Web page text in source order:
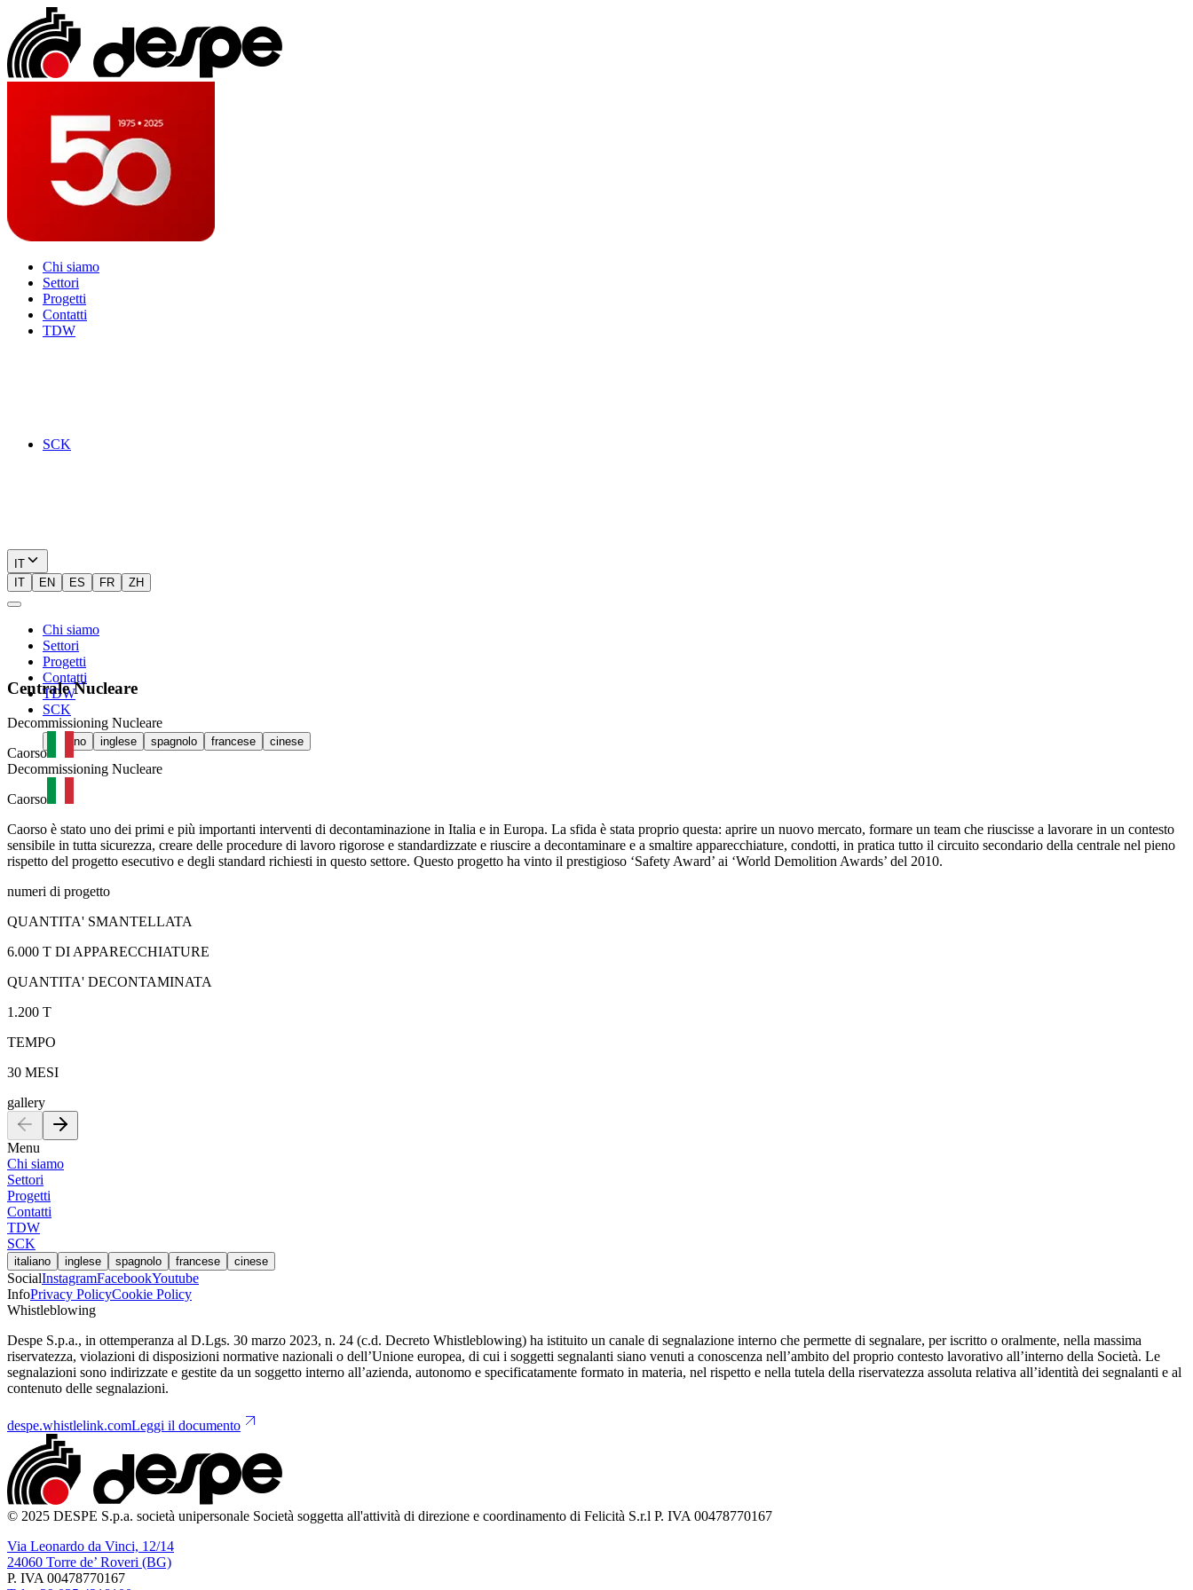
Chi siamo
Settori
Progetti
Contatti
TDW
SCK
IT
IT
EN ES FR ZH
Chi siamo
Settori
Progetti
Contatti
TDW
SCK
italiano inglese spagnolo francese cinese
Centrale Nucleare
Decommissioning Nucleare
Caorso
Decommissioning Nucleare
Caorso
Caorso è stato uno dei primi e più importanti interventi di decontaminazione in Italia e in Europa. La sfida è stata proprio questa: aprire un nuovo mercato, formare un team che riuscisse a lavorare in un contesto
sensibile in tutta sicurezza, creare delle procedure di lavoro rigorose e standardizzate e riuscire a decontaminare e a smaltire apparecchiature, condotti, in pratica tutto il circuito secondario della centrale nel pieno
rispetto del progetto esecutivo e degli standard richiesti in questo settore. Questo progetto ha vinto il prestigioso ‘Safety Award’ ai ‘World Demolition Awards’ del 2010.
numeri di progetto
QUANTITA' SMANTELLATA
6.000 T DI APPARECCHIATURE
QUANTITA' DECONTAMINATA
1.200 T
TEMPO
30 MESI
gallery
Menu
Chi siamo
Settori
Progetti
Contatti
TDW
SCK
italiano inglese spagnolo francese cinese
SocialInstagramFacebookYoutube
InfoPrivacy PolicyCookie Policy
Whistleblowing
Despe S.p.a., in ottemperanza al D.Lgs. 30 marzo 2023, n. 24 (c.d. Decreto Whistleblowing) ha istituito un canale di segnalazione interno che permette di segnalare, per iscritto o oralmente, nella massima
riservatezza, violazioni di disposizioni normative nazionali o dell’Unione europea, di cui i soggetti segnalanti siano venuti a conoscenza nell’ambito del proprio contesto lavorativo all’interno della Società. Le
segnalazioni sono indirizzate e gestite da un soggetto interno all’azienda, autonomo e specificatamente formato in materia, nel rispetto e nella tutela della riservatezza assoluta relativa all’identità dei segnalanti e al
contenuto delle segnalazioni.
despe.whistlelink.comLeggi il documento
© 2025 DESPE S.p.a. società unipersonale Società soggetta all'attività di direzione e coordinamento di Felicità S.r.l P. IVA 00478770167
Via Leonardo da Vinci, 12/14
24060 Torre de’ Roveri (BG)
P. IVA 00478770167